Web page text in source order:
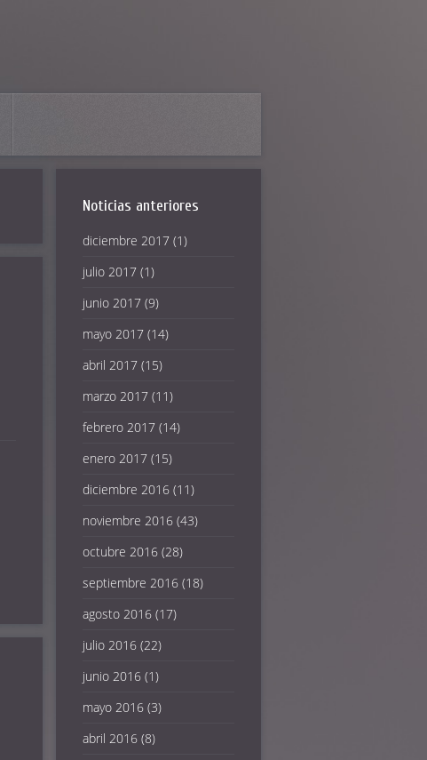
Noticias anteriores
diciembre 2017(1)
julio 2017(1)
junio 2017(9)
mayo 2017(14)
abril 2017(15)
marzo 2017(11)
febrero 2017(14)
enero 2017(15)
diciembre 2016(11)
noviembre 2016(43)
octubre 2016(28)
septiembre 2016(18)
agosto 2016(17)
julio 2016(22)
junio 2016(1)
mayo 2016(3)
abril 2016(8)